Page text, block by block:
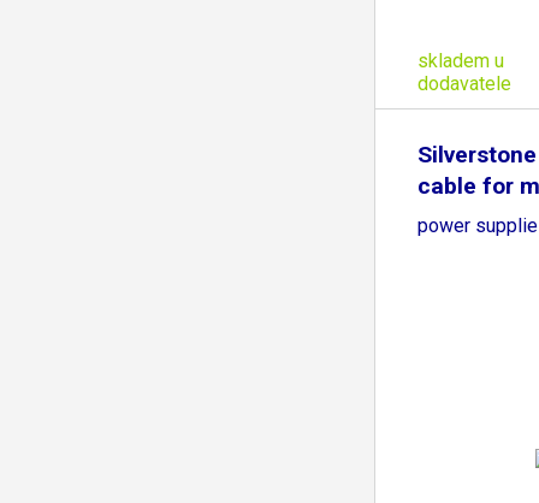
skladem u
dodavatele
cable for
power